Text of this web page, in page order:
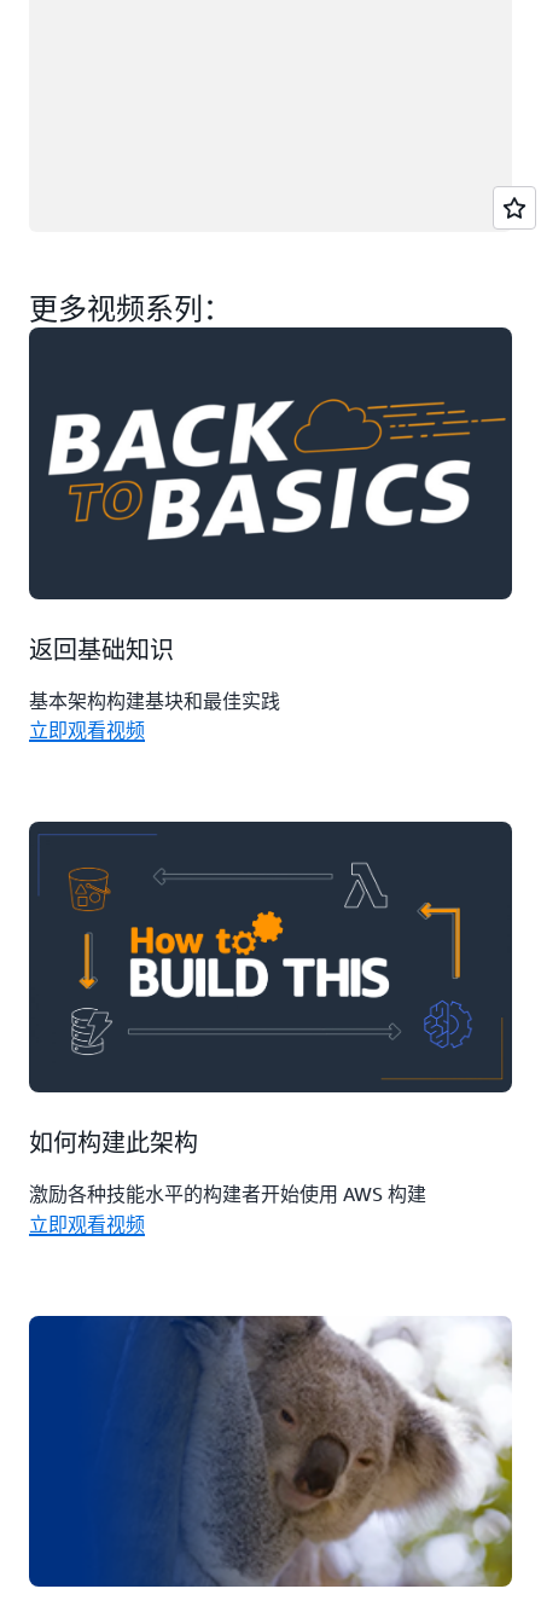
更多视频系列：
返回基础知识
基本架构构建基块和最佳实践
立即观看视频
如何构建此架构
激励各种技能水平的构建者开始使用 AWS 构建
立即观看视频